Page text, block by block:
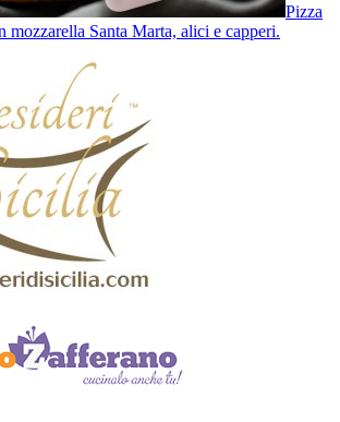
Pizza
mozzarella Santa Marta, alici e capperi.